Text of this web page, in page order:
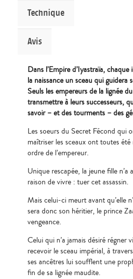
Technique
Avis
Dans l’Empire d’Iyastraïa,
la naissance un sceau qui guidera
Seuls les empereurs de la lignée
transmettre à leurs successeurs,
savoir – et des tourments – des
Les soeurs du Secret Fécond qui
maîtriser les sceaux ont toutes été
ordre de l’empereur.
Unique rescapée, la jeune fille n’a
raison de vivre : tuer cet assassin.
Mais celui-ci meurt avant qu’elle
sera donc son héritier, le prince
vengeance.
Celui qui n’a jamais désiré régner
recevoir le sceau impérial, à
ses ancêtres lui soufflent une
fin de sa lignée maudite.